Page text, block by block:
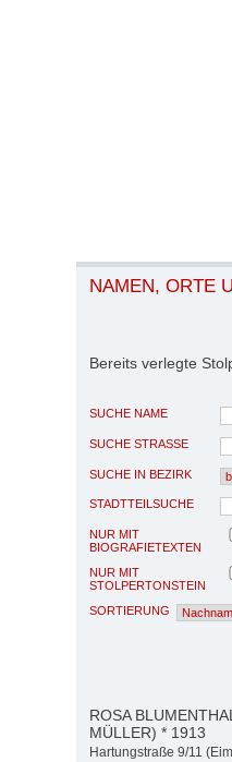
NAMEN, ORTE
Bereits verlegte
SUCHE NAME
SUCHE STRASSE
SUCHE IN BEZIRK
STADTTEILSUCHE
NUR MIT
BIOGRAFIETEXTEN
NUR MIT
STOLPERTONSTEIN
SORTIERUNG
ROSA
MÜLLER) * 1913
Hartungstraße 9/11